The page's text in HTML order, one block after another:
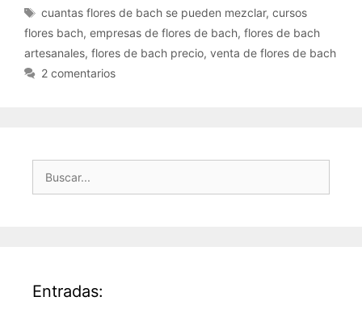
Etiquetas
cuantas flores de bach se pueden mezclar,cursos
flores bach, empresas de flores de bach, flores de bach
artesanales, flores de bach precio, venta de flores de bach
2 comentarios
Buscar:
Entradas: